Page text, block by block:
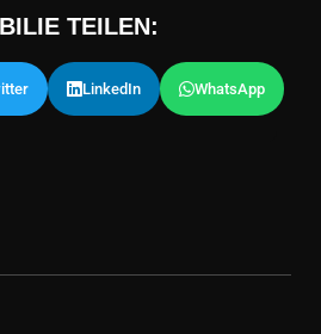
TEILEN:
LinkedIn WhatsApp